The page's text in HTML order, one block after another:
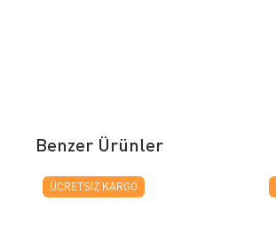
Benzer Ürünler
ÜCRETSIZ KARGO